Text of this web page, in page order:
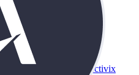
Activix